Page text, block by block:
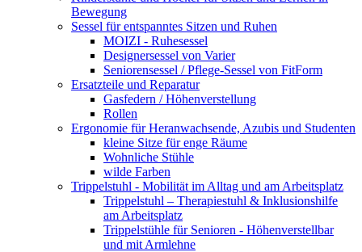
Bewegung
Sessel für entspanntes Sitzen und Ruhen
MOIZI - Ruhesessel
Designersessel von Varier
Seniorensessel / Pflege-Sessel von FitForm
Ersatzteile und Reparatur
Gasfedern / Höhenverstellung
Rollen
Ergonomie für Heranwachsende, Azubis und Studenten
kleine Sitze für enge Räume
Wohnliche Stühle
wilde Farben
Trippelstuhl - Mobilität im Alltag und am Arbeitsplatz
Trippelstuhl – Therapiestuhl & Inklusionshilfe
am Arbeitsplatz
Trippelstühle für Senioren - Höhenverstellbar
und mit Armlehne